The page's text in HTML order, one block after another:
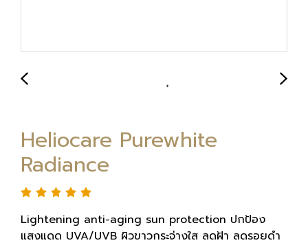
Heliocare Purewhite
Radiance
Lightening anti-aging sun protection ปกป้อง
แสงแดด UVA/UVB ผิวขาวกระจ่างใส ลดฝ้า ลดรอยดำ